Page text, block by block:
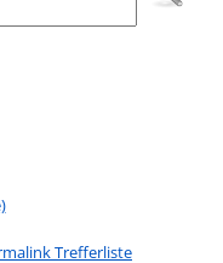
nach der Sie
Trefferliste